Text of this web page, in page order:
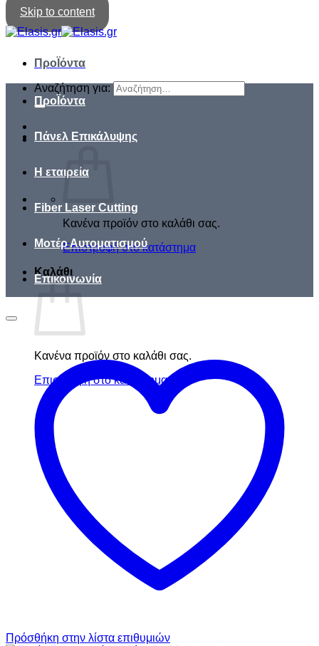
Skip to content
ΠροΪόντα
Αναζήτηση για:
Κανένα προϊόν στο καλάθι σας.
Επιστροφή στο κατάστημα
Καλάθι
Κανένα προϊόν στο καλάθι σας.
Επιστροφή στο κατάστημα
ΠροΪόντα
Πάνελ Επικάλυψης
Η εταιρεία
Fiber Laser Cutting
Μοτέρ Αυτοματισμού
Επικοινωνία
Πρόσθήκη στην λίστα επιθυμιών